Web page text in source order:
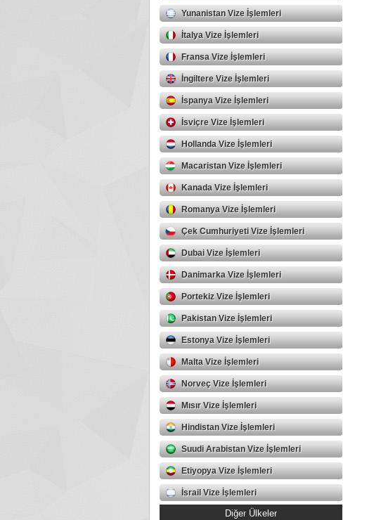
Yunanistan Vize İşlemleri
İtalya Vize İşlemleri
Fransa Vize İşlemleri
İngiltere Vize İşlemleri
İspanya Vize İşlemleri
İsviçre Vize İşlemleri
Hollanda Vize İşlemleri
Macaristan Vize İşlemleri
Kanada Vize İşlemleri
Romanya Vize İşlemleri
Çek Cumhuriyeti Vize İşlemleri
Dubai Vize İşlemleri
Danimarka Vize İşlemleri
Portekiz Vize İşlemleri
Pakistan Vize İşlemleri
Estonya Vize İşlemleri
Malta Vize İşlemleri
Norveç Vize İşlemleri
Mısır Vize İşlemleri
Hindistan Vize İşlemleri
Suudi Arabistan Vize İşlemleri
Etiyopya Vize İşlemleri
İsrail Vize İşlemleri
Diğer Ülkeler